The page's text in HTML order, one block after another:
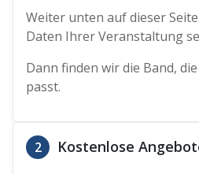
Weiter unten auf dieser
Daten Ihrer Veranstaltung
Dann finden wir die Band,
passt.
2 Kostenlose